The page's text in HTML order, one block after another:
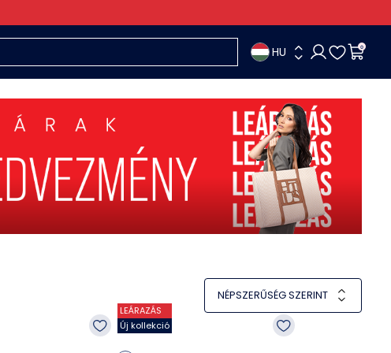
HU 0
NÉPSZERŰSÉG SZERINT
LEÁRAZÁS
Új kollekció